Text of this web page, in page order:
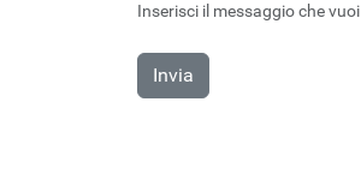
Inserisci il messaggio che
Invia